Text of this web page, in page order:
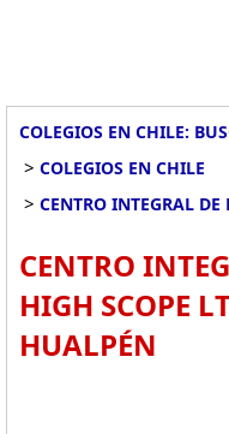
COLEGIOS EN CHILE:
> COLEGIOS EN CHILE
> CENTRO INTEGRAL
CENTRO
HIGH SCOPE
HUALPÉN